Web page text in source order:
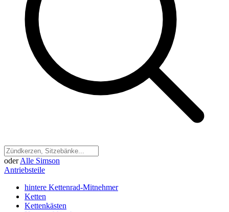
oder Alle Simson
Antriebsteile
hintere Kettenrad-Mitnehmer
Ketten
Kettenkästen